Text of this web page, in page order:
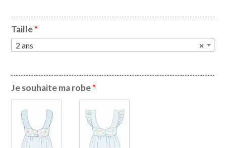
Taille*
×
2 ans
Je souhaite ma robe*